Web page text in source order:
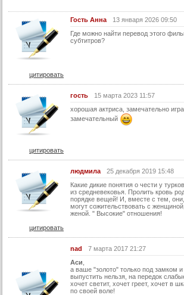
Гость Анна
13 января 2026 09:50
Где можно найти перевод этого
субтитров?
цитировать
гость
15 марта 2023 11:57
хорошая актриса, замечательно
замечательный
цитировать
людмила
25 декабря 2019 15:48
Какие дикие понятия о чести у
из средневековья. Пролить кровь
порядке вещей! И, вместе с тем, они,
могут сожительствовать с
женой. " Высокие" отношения!
цитировать
nad
7 марта 2017 21:27
Аси
а ваше "золото" только под замком
выпустить нельзя, на передок
хочет светит, хочет греет, хочет в
по своей воле!